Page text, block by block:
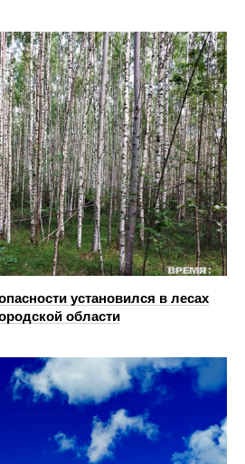
установился в лесах
области